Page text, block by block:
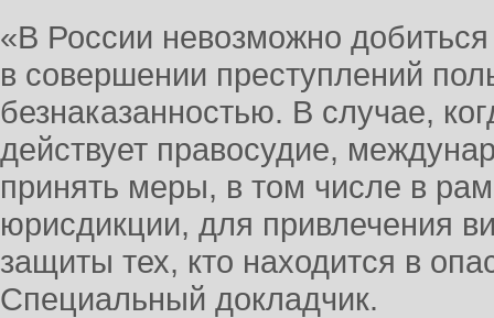
«В России невозможно
в совершении преступлений
безнаказанностью. В случае,
действует правосудие,
принять меры, в том числе в
юрисдикции, для привлечения
защиты тех, кто находится в
Специальный докладчик.